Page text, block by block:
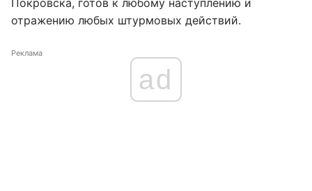
Покровска, готов к любому наступлению и
отражению любых штурмовых действий.
Реклама
ad